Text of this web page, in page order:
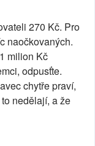
270 Kč. Pro
naočkovaných.
milion Kč
odpusťte.
chytře praví,
nedělají, a že